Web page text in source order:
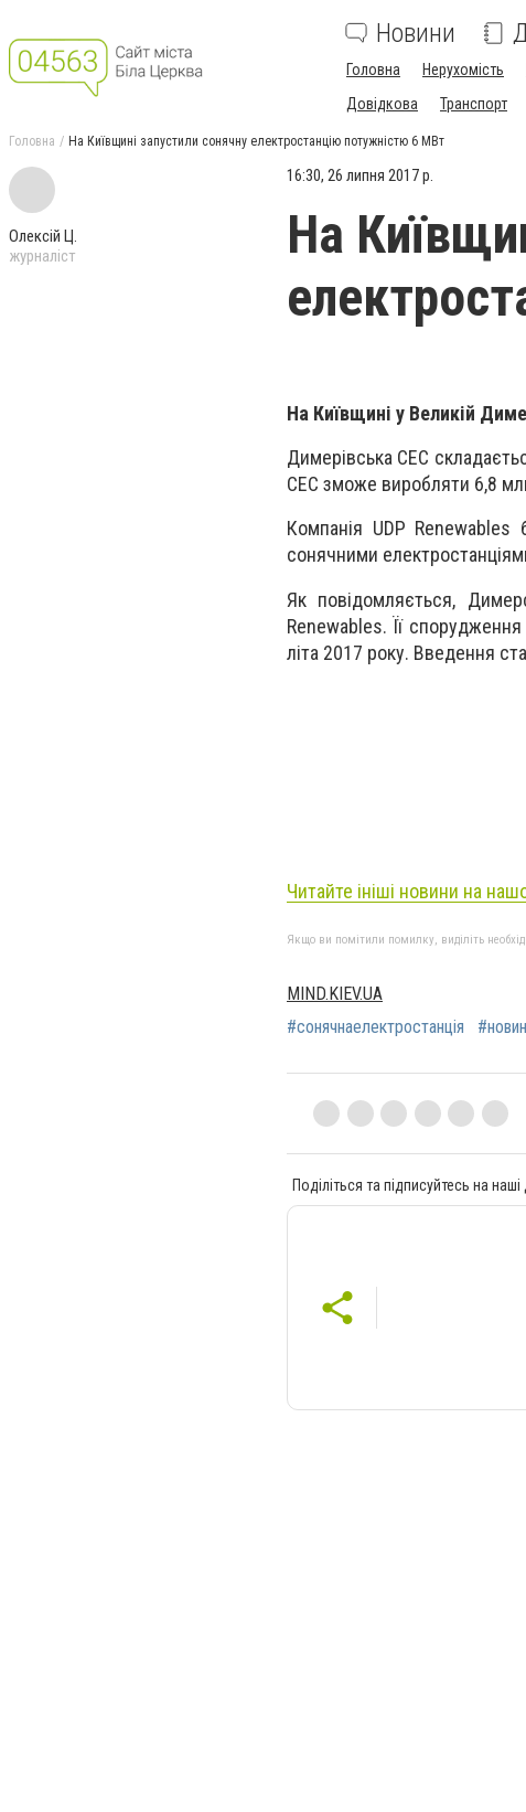
Новини
Головна Нерухомість
Довідкова
Транспорт
Головна На Київщині запустили сонячну електростанцію потужністю 6 МВт
Олексій Ц.
журналіст
16:30, 26 липня 2017 р.
На
На Київщині у Великій
Димерівська СЕС
СЕС зможе виробляти 6,8
Компанія UDP Renewables
сонячними
Як повідомляється,
Renewables. Її
літа 2017 року. Введення
Читайте ініші новини на
Якщо ви помітили помилку, виділіть
MIND.KIEV.UA
#сонячнаелектростанція
Поділіться та підписуйтесь на